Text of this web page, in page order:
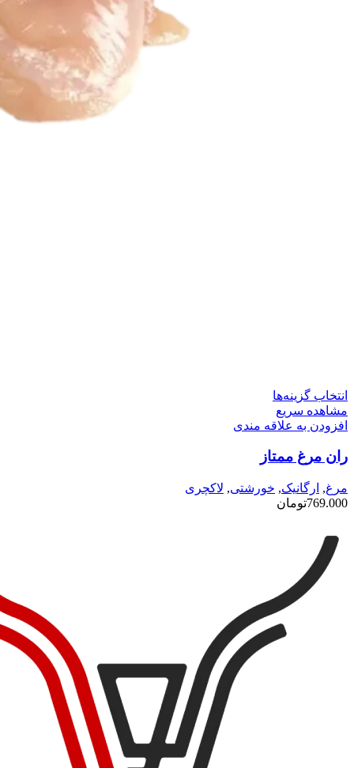
انتخاب گزینه‌ها
دارای
مختلفی
می
باشد.
گزینه
انتخاب
شوند
مشاهده سریع
افزودن به علاقه مندی
ران مرغ ممتاز
مرغ, ارگانیک, خورشتی, لاکچری
769.000تومان